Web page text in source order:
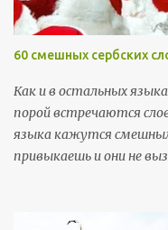
и
60 смешных сербских
Как и в остальных
порой встречаются
языка кажутся
привыкаешь и они не
примеры, которые